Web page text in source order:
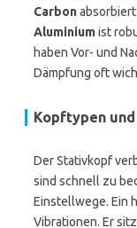
Carbon
Aluminiumist
haben Vor- und
Dämpfung oft
Kopftypen
Der Stativkopf
sind schnell zu
Einstellwege. Ein
Vibrationen. Er